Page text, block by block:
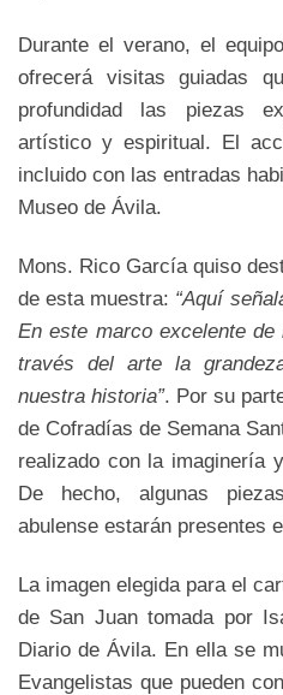
Durante el verano, el
ofrecerá visitas guiadas
profundidad las piezas
artístico y espiritual. El
incluido con las entradas
Museo de Ávila.
Mons. Rico García quiso
de esta muestra: “Aquí
En este marco excelente
través del arte la
nuestra historia”. Por su
de Cofradías de Semana
realizado con la imaginería
De hecho, algunas
abulense estarán presentes
La imagen elegida para el
de San Juan tomada por
Diario de Ávila. En ella se
Evangelistas que pueden